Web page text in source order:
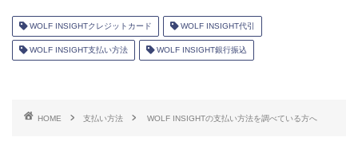
WOLF INSIGHTクレジットカード WOLF INSIGHT代引
WOLF INSIGHT支払い方法 WOLF INSIGHT銀行振込
HOME 支払い方法 WOLF INSIGHTの支払い方法を調べている方へ